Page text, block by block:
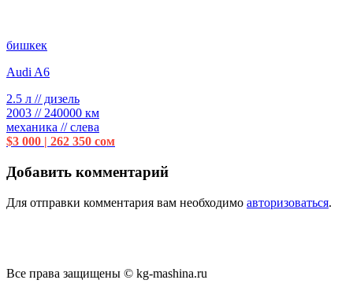
бишкек
Audi A6
2.5 л // дизель
2003 // 240000 км
механика // слева
$3 000 | 262 350 сом
Добавить комментарий
Для отправки комментария вам необходимо авторизоваться.
Все права защищены © kg-mashina.ru